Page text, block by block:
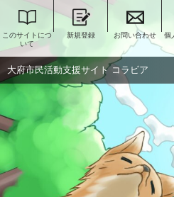
このサイトにつ
いて
新規登録 お問い合わせ
個
大府市民活動支援サイト コラビア